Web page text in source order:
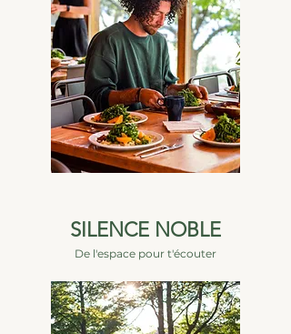
SILENCE NOBLE
De l'espace pour t'écouter